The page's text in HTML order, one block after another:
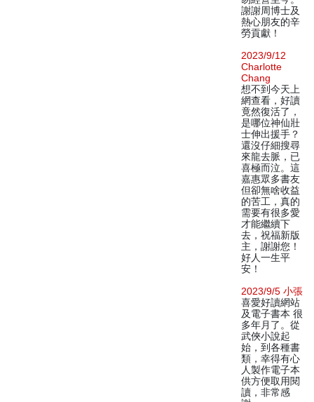
謝謝周博士及
熱心朋友的辛
勞貢獻！
2023/9/12
Charlotte
Chang
想不到今天上
網查看，好讀
竟然復活了，
是哪位神仙壯
士伸出援手？
還沒仔細搜尋
來龍去脈，已
喜極而泣。這
嘉惠眾多書友
但卻無啥收益
的苦工，真的
需要有很多愛
才能繼續下
去，祝福新版
主，謝謝您！
好人一生平
安！
2023/9/5 小張
喜愛好讀網站
及電子書本 很
多年月了。從
武俠小說起
始，到各種書
類，幸得有心
人製作電子本
供方便取用閱
讀，非常感